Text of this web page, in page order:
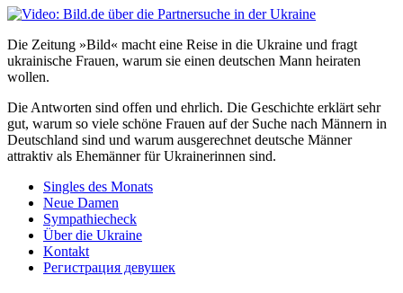
Die Zeitung »Bild« macht eine Reise in die Ukraine und fragt
ukrainische Frauen, warum sie einen deutschen Mann heiraten
wollen.
Die Antworten sind offen und ehrlich. Die Geschichte erklärt sehr
gut, warum so viele schöne Frauen auf der Suche nach Männern in
Deutschland sind und warum ausgerechnet deutsche Männer
attraktiv als Ehemänner für Ukrainerinnen sind.
Singles des Monats
Neue Damen
Sympathiecheck
Über die Ukraine
Kontakt
Регистрация девушек